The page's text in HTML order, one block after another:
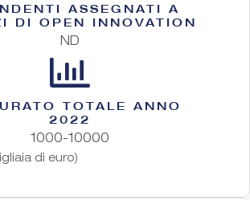
ASSEGNATI A
DI OPEN INNOVATION
ND
TOTALE ANNO
2022
1000-10000
di euro)